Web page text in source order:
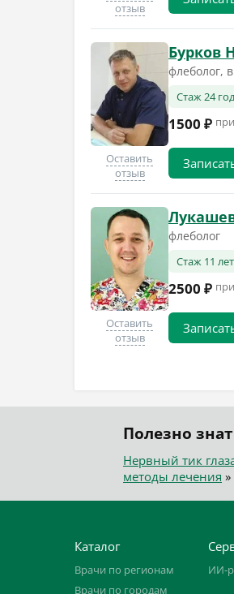
отзыв
Оставить
отзыв
Бурков
флеболог,
Стаж 24
1500 ₽
Оставить
отзыв
флеболог
Стаж 11 лет
2500 ₽
Полезно
Нервный тик
методы лечения »
Каталог
Врачи по регионам
Врачи по городам
ИИ-